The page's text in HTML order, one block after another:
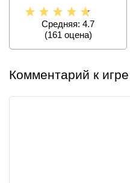
приятной
Средняя: 4.7
(161 оценa)
Комментарий к игре